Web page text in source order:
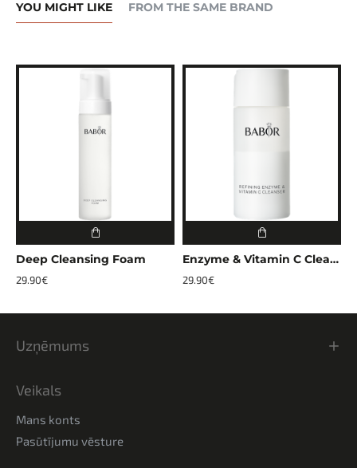
YOU MIGHT LIKE FROM THE SAME BRAND
Deep Cleansing Foam
29.90€
Enzyme & Vitamin C Cleanser
29.90€
Uzņēmums
Veikals
Mans konts
Pasūtījumu vēsture